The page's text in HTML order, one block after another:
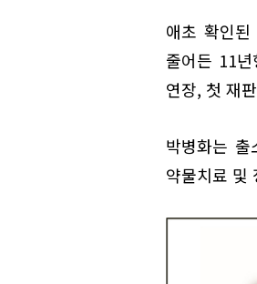
애초 확인
줄어든 11
연장, 첫 재
박병화는
약물치료 및